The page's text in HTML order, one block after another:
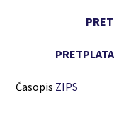
Časopis ZIPS